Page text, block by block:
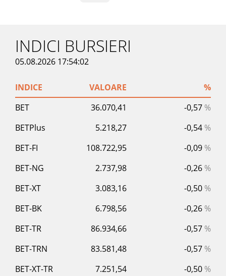
INDICI BURSIERI
05.08.2026 17:54:02
INDICE VALOARE
%
BET
36.070,41 -0,57 %
BETPlus
5.218,27 -0,54 %
BET-FI
108.722,95 -0,09 %
BET-NG
2.737,98 -0,26 %
BET-XT
3.083,16 -0,50 %
BET-BK
6.798,56 -0,26 %
BET-TR
86.934,66 -0,57 %
BET-TRN
83.581,48 -0,57 %
BET-XT-TR
7.251,54 -0,50 %